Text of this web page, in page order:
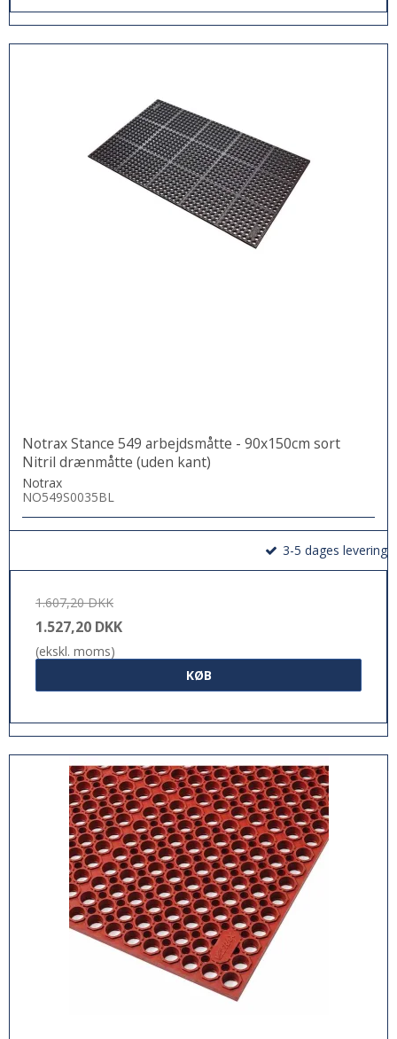
Notrax Stance 549 arbejdsmåtte - 90x150cm sort
Nitril drænmåtte (uden kant)
Notrax
NO549S0035BL
3-5 dages levering
1.607,20 DKK
1.527,20 DKK
(ekskl. moms)
KØB